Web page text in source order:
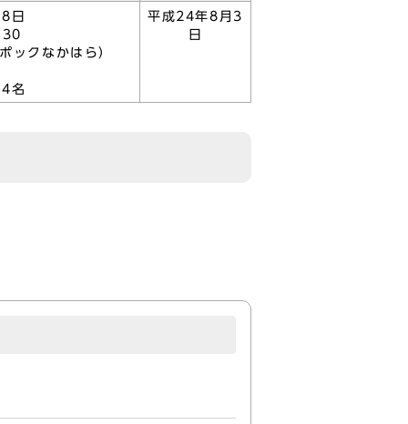
日
ックなかはら）
名
平成24年8月3
日